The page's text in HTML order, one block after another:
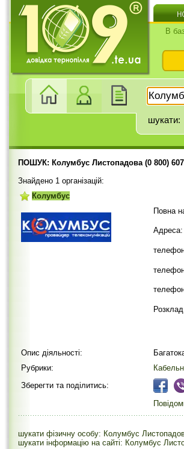
В
шукати:
ПОШУК: Колумбус Листопадова (0 800)
Знайдено 1 організацій:
Колумбус
Повна
Адреса:
Опис діяльності:
Рубрики:
Зберегти та поділитись:
шукати фізичну особу: Колумбус
шукати інформацію на сайті: Колумбус